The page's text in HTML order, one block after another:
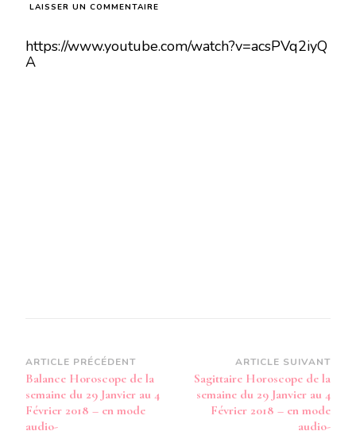
LAISSER UN COMMENTAIRE
DE
https://www.youtube.com/watch?v=acsPVq2iyQ
A
Navigation
d’article
ARTICLE PRÉCÉDENT
Balance Horoscope de la
semaine du 29 Janvier au 4
Février 2018 – en mode
audio-
ARTICLE SUIVANT
Sagittaire Horoscope de la
semaine du 29 Janvier au 4
Février 2018 – en mode
audio-